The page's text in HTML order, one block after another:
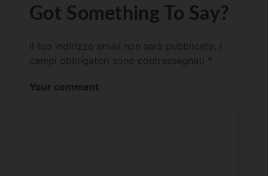
Got Something To Say?
Il tuo indirizzo email non sarà pubblicato.
campi obbligatori sono contrassegnati *
Your comment